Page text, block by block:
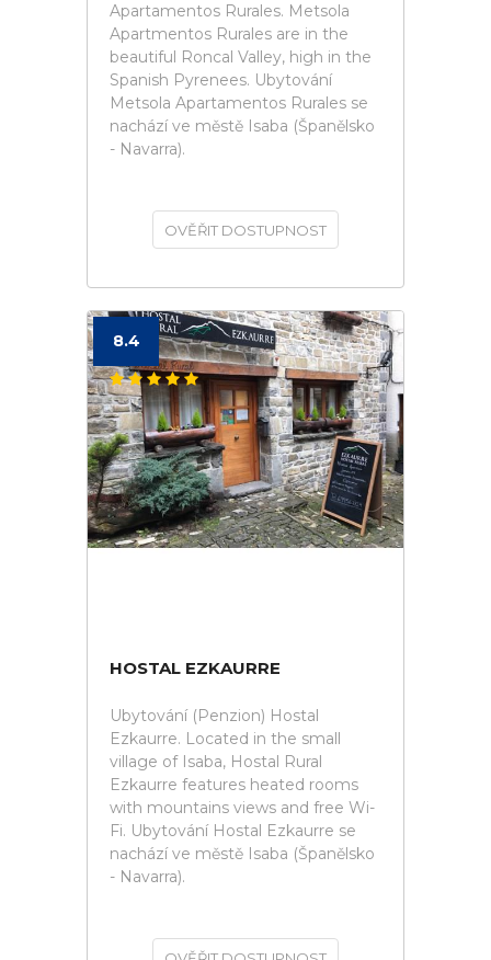
Apartamentos Rurales. Metsola
Apartmentos Rurales are in the
beautiful Roncal Valley, high in the
Spanish Pyrenees. Ubytování
Metsola Apartamentos Rurales se
nachází ve městě Isaba (Španělsko
- Navarra).
OVĚŘIT DOSTUPNOST
8.4
HOSTAL EZKAURRE
Ubytování (Penzion) Hostal
Ezkaurre. Located in the small
village of Isaba, Hostal Rural
Ezkaurre features heated rooms
with mountains views and free Wi-
Fi. Ubytování Hostal Ezkaurre se
nachází ve městě Isaba (Španělsko
- Navarra).